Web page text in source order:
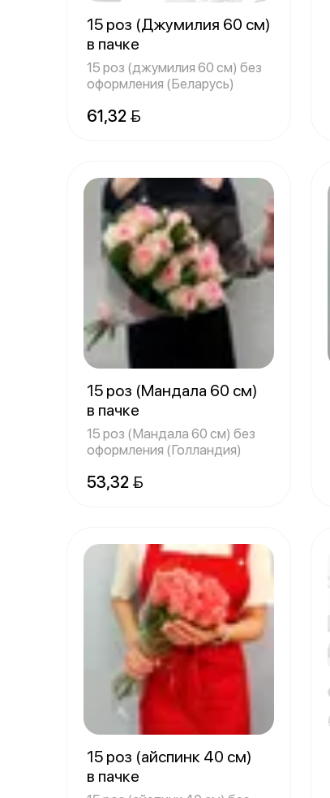
15 роз (Джумилия 60 см)
в пачке
15 роз (джумилия 60 см) без
оформления (Беларусь)
61,32 
15 роз (Мандала 60 см)
в пачке
15 роз (Мандала 60 см) без
оформления (Голландия)
53,32 
15 роз (айспинк 40 см)
в пачке